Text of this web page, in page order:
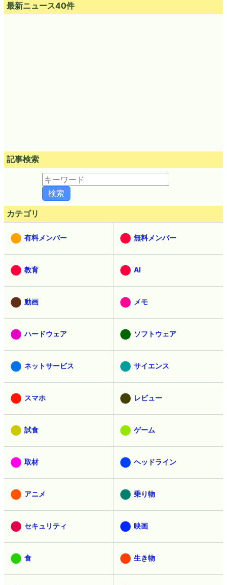
最新ニュース40件
記事検索
カテゴリ
有料メンバー 無料メンバー
教育 AI
動画 メモ
ハードウェア ソフトウェア
ネットサービス サイエンス
スマホ レビュー
試食 ゲーム
取材 ヘッドライン
アニメ 乗り物
セキュリティ 映画
食 生き物